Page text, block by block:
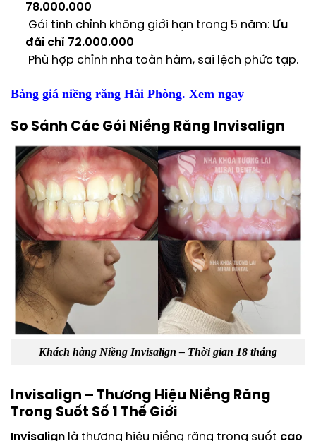
78.000.000
Gói tinh chỉnh không giới hạn trong 5 năm: Ưu
đãi chỉ 72.000.000
Phù hợp chỉnh nha toàn hàm, sai lệch phức tạp.
Bảng giá niềng răng Hải Phòng. Xem ngay
So Sánh Các Gói Niềng Răng Invisalign
Khách hàng Niềng Invisalign – Thời gian 18 tháng
Invisalign – Thương Hiệu Niềng Răng
Trong Suốt Số 1 Thế Giới
Invisalign là thương hiệu niềng răng trong suốt cao